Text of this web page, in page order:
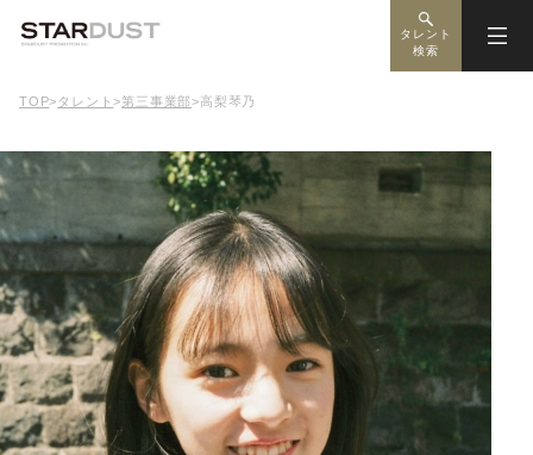
タレント
検索
TOP> タレント>第三事業部>高梨琴乃